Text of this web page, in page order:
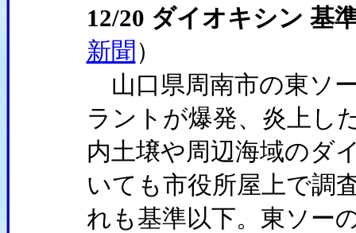
12/20 ダイオキシン 基
新聞 ）
山口県周南市の東ソ
ラントが爆発、炎上し
内土壌や周辺海域のダ
いても市役所屋上で調
れも基準以下。東ソー